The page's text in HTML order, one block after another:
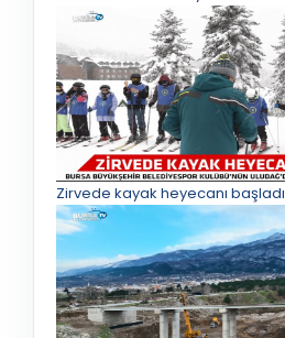
Zirvede kayak heyecanı başladı